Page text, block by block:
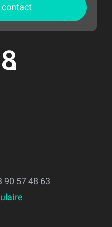
contact
90 57 48 63